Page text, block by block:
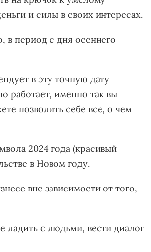
и силы в своих интересах.
в период с дня осеннего
в эту точную дату
работает, именно так вы
позволить себе все, о чем
2024 года (красивый
в Новом году.
вне зависимости от того,
ладить с людьми, вести диалог